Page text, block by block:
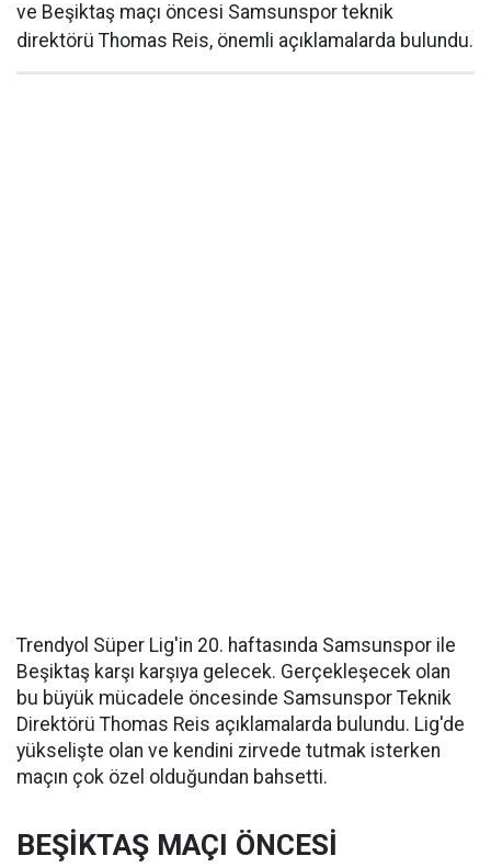
ve Beşiktaş maçı öncesi Samsunspor teknik
direktörü Thomas Reis, önemli açıklamalarda bulundu.
Trendyol Süper Lig'in 20. haftasında Samsunspor ile
Beşiktaş karşı karşıya gelecek. Gerçekleşecek olan
bu büyük mücadele öncesinde Samsunspor Teknik
Direktörü Thomas Reis açıklamalarda bulundu. Lig'de
yükselişte olan ve kendini zirvede tutmak isterken
maçın çok özel olduğundan bahsetti.
BEŞİKTAŞ MAÇI ÖNCESİ